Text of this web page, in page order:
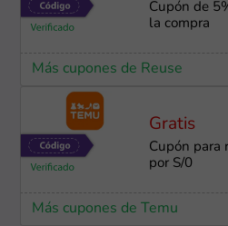
Cupón de
la compra
Más cupones de Reuse
Gratis
Cupón para
por S/0
Más cupones de Temu